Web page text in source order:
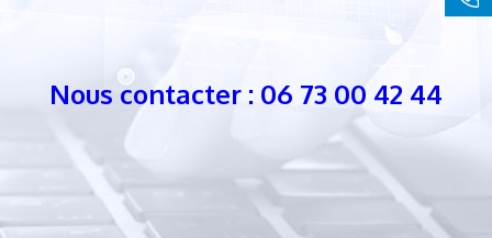
Nous contacter : 06 73 00 42 44